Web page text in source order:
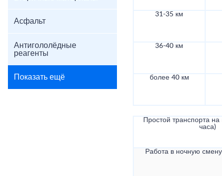
Асфальт
Антигололёдные
реагенты
Показать ещё
31-35 км
36-40 км
более 40 км
Простой транспорта на
часа)
Работа в ночную